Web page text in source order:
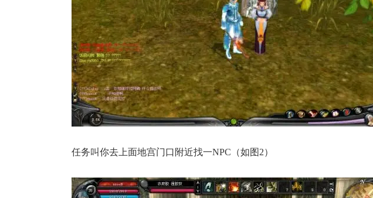
任务叫你去上面地宫门口附近找一NPC（如图2）
17周年庆典 争霸赛大区火